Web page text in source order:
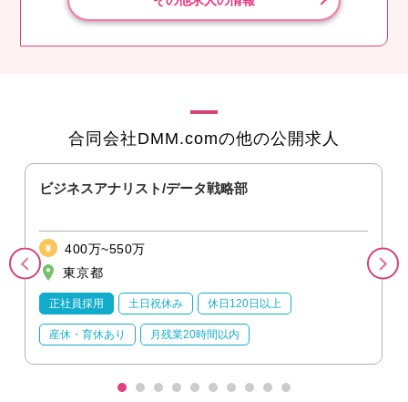
合同会社DMM.comの他の公開求人
ビジネスアナリスト/データ戦略部
400万~550万
東京都
正社員採用 土日祝休み 休日120日以上
産休・育休あり 月残業20時間以内